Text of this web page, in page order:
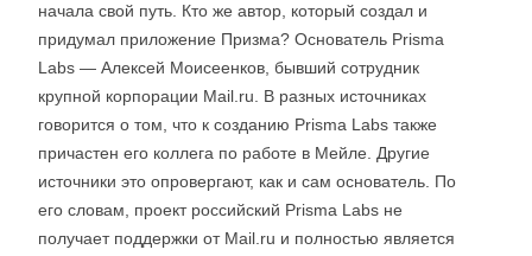
начала свой путь. Кто же автор, который создал и
придумал приложение Призма? Основатель Prisma
Labs — Алексей Моисеенков, бывший сотрудник
крупной корпорации Mail.ru. В разных источниках
говорится о том, что к созданию Prisma Labs также
причастен его коллега по работе в Мейле. Другие
источники это опровергают, как и сам основатель. По
его словам, проект российский Prisma Labs не
получает поддержки от Mail.ru и полностью является